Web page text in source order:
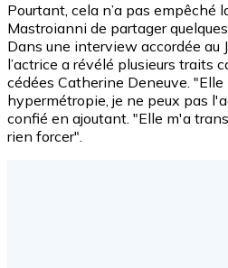
Pourtant, cela n’a pas empêché
Mastroianni de partager
Dans une interview accordée au
l’actrice a révélé plusieurs traits
cédées Catherine Deneuve.
hypermétropie, je ne peux pas
confié en ajoutant. "Elle m'a
rien forcer".